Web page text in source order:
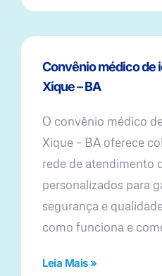
Convênio médico de
Xique – BA
O convênio médico
Xique – BA oferece
rede de atendimento
personalizados para
segurança e
como funciona e
Leia Mais »